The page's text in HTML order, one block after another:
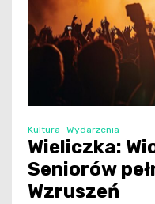
Kultura Wydarzenia
Wieliczka:
Seniorów
Wzruszeń